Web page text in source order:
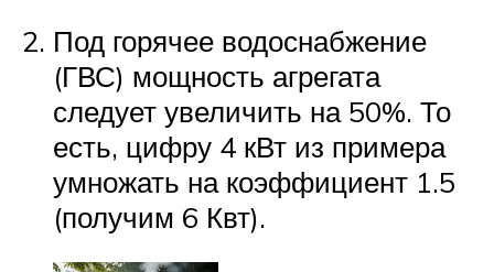
Под горячее водоснабжение
(ГВС) мощность агрегата
следует увеличить на 50%. То
есть, цифру 4 кВт из примера
умножать на коэффициент 1.5
(получим 6 Квт).